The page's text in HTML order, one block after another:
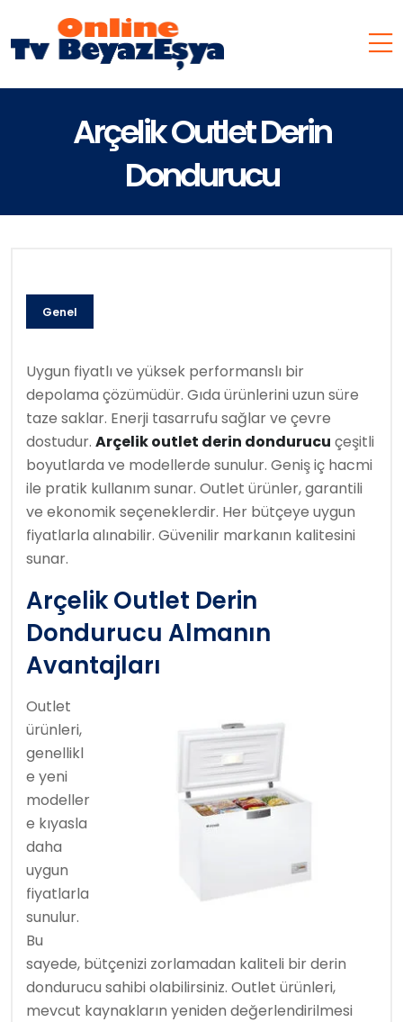
Arçelik Outlet Derin
Dondurucu
Genel
Uygun fiyatlı ve yüksek performanslı bir
depolama çözümüdür. Gıda ürünlerini uzun süre
taze saklar. Enerji tasarrufu sağlar ve çevre
dostudur. Arçelik outlet derin dondurucu çeşitli
boyutlarda ve modellerde sunulur. Geniş iç hacmi
ile pratik kullanım sunar. Outlet ürünler, garantili
ve ekonomik seçeneklerdir. Her bütçeye uygun
fiyatlarla alınabilir. Güvenilir markanın kalitesini
sunar.
Arçelik Outlet Derin
Dondurucu Almanın
Avantajları
Outlet
ürünleri,
genellikl
e yeni
modeller
e kıyasla
daha
uygun
fiyatlarla
sunulur.
Bu
sayede, bütçenizi zorlamadan kaliteli bir derin
dondurucu sahibi olabilirsiniz. Outlet ürünleri,
mevcut kaynakların yeniden değerlendirilmesi